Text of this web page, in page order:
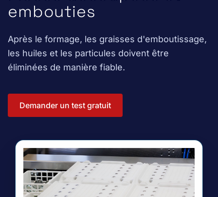
embouties
Après le formage, les graisses d'emboutissage,
les huiles et les particules doivent être
éliminées de manière fiable.
Demander un test gratuit